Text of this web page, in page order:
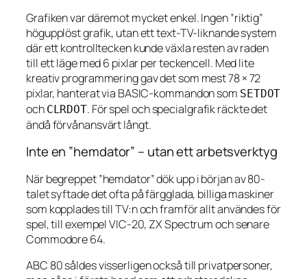
Grafiken var däremot mycket enkel. Ingen ”riktig”
högupplöst grafik, utan ett text-TV-liknande system
där ett kontrolltecken kunde växla resten av raden
till ett läge med 6 pixlar per teckencell. Med lite
kreativ programmering gav det som mest 78 × 72
pixlar, hanterat via BASIC-kommandon som SETDOT
och CLRDOT. För spel och specialgrafik räckte det
ändå förvånansvärt långt.
Inte en ”hemdator” – utan ett arbetsverktyg
När begreppet ”hemdator” dök upp i början av 80-
talet syftade det ofta på färgglada, billiga maskiner
som kopplades till TV:n och framför allt användes för
spel, till exempel VIC-20, ZX Spectrum och senare
Commodore 64.
ABC 80 såldes visserligen också till privatpersoner,